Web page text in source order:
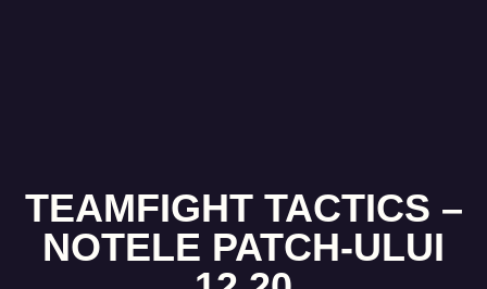
TEAMFIGHT TACTICS –
NOTELE PATCH-ULUI